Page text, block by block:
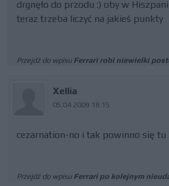
drgnęło do przodu :) oby w
teraz trzeba liczyć na jakieś punkty
Przejdź do wpisu Ferrari robi niewielki
Xellia
05.04.2009 18:15
cezarnation-no i tak powinno się tu
Przejdź do wpisu Ferrari po kolejnym